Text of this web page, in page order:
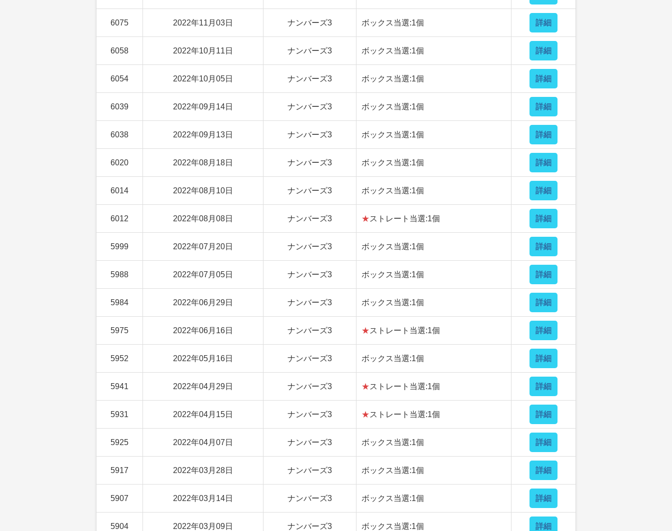
6075 2022年11月03日 ナンバーズ3 ボックス当選:1個 詳細
6058 2022年10月11日 ナンバーズ3 ボックス当選:1個 詳細
6054 2022年10月05日 ナンバーズ3 ボックス当選:1個 詳細
6039 2022年09月14日 ナンバーズ3 ボックス当選:1個 詳細
6038 2022年09月13日 ナンバーズ3 ボックス当選:1個 詳細
6020 2022年08月18日 ナンバーズ3 ボックス当選:1個 詳細
6014 2022年08月10日 ナンバーズ3 ボックス当選:1個 詳細
6012 2022年08月08日 ナンバーズ3 ★ストレート当選:1個 詳細
5999 2022年07月20日 ナンバーズ3 ボックス当選:1個 詳細
5988 2022年07月05日 ナンバーズ3 ボックス当選:1個 詳細
5984 2022年06月29日 ナンバーズ3 ボックス当選:1個 詳細
5975 2022年06月16日 ナンバーズ3 ★ストレート当選:1個 詳細
5952 2022年05月16日 ナンバーズ3 ボックス当選:1個 詳細
5941 2022年04月29日 ナンバーズ3 ★ストレート当選:1個 詳細
5931 2022年04月15日 ナンバーズ3 ★ストレート当選:1個 詳細
5925 2022年04月07日 ナンバーズ3 ボックス当選:1個 詳細
5917 2022年03月28日 ナンバーズ3 ボックス当選:1個 詳細
5907 2022年03月14日 ナンバーズ3 ボックス当選:1個 詳細
5904 2022年03月09日 ナンバーズ3 ボックス当選:1個 詳細